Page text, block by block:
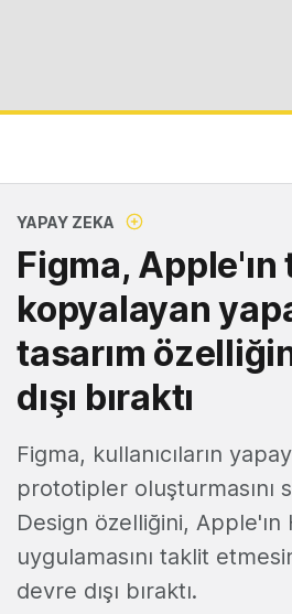
YAPAY ZEKA
Figma, Apple'ın
kopyalayan
tasarım
dışı bıraktı
Figma, kullanıcıların
prototipler oluşturmasını
Design özelliğini, Apple'ın
uygulamasını taklit
devre dışı bıraktı.